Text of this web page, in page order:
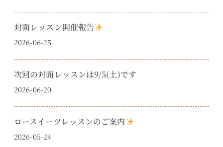
対面レッスン開催報告
2026-06-25
次回の対面レッスンは9/5(土)です
2026-06-20
ロースイーツレッスンのご案内
2026-05-24